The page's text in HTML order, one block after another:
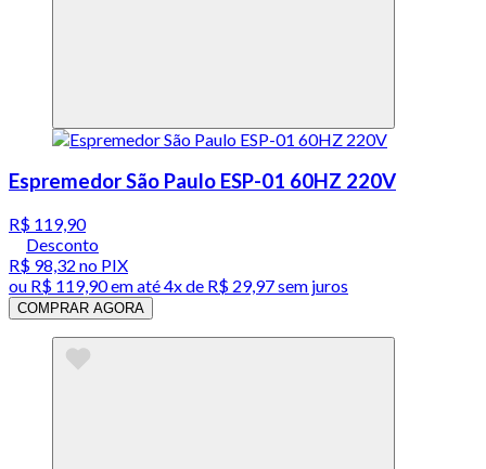
Espremedor São Paulo ESP-01 60HZ 220V
R$ 119,90
Desconto
R$ 98,32 no PIX
ou R$ 119,90em até4x de R$ 29,97 sem juros
COMPRAR AGORA